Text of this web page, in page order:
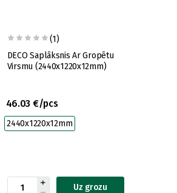
(1)
DECO Saplāksnis Ar Gropētu
Virsmu (2440x1220x12mm)
46.03 €/pcs
2440x1220x12mm
Uz grozu